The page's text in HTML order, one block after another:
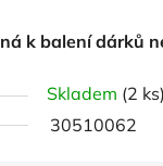
k balení dárků
Skladem (2 ks)
30510062